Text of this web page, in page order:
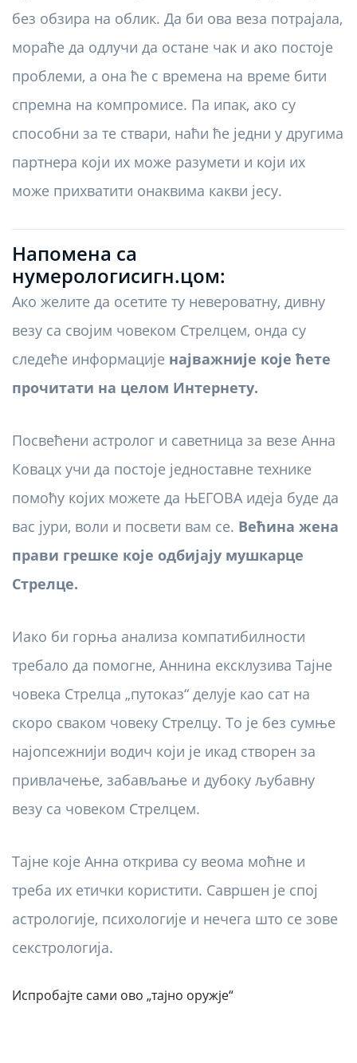
без обзира на облик. Да би ова веза потрајала,
мораће да одлучи да остане чак и ако постоје
проблеми, а она ће с времена на време бити
спремна на компромисе. Па ипак, ако су
способни за те ствари, наћи ће једни у другима
партнера који их може разумети и који их
може прихватити онаквима какви јесу.
Напомена са
нумерологисигн.цом:
Ако желите да осетите ту невероватну, дивну
везу са својим човеком Стрелцем, онда су
следеће информације најважније које ћете
прочитати на целом Интернету.
Посвећени астролог и саветница за везе Анна
Ковацх учи да постоје једноставне технике
помоћу којих можете да ЊЕГОВА идеја буде да
вас јури, воли и посвети вам се. Већина жена
прави грешке које одбијају мушкарце
Стрелце.
Иако би горња анализа компатибилности
требало да помогне, Аннина ексклузива Тајне
човека Стрелца „путоказ“ делује као сат на
скоро сваком човеку Стрелцу. То је без сумње
најопсежнији водич који је икад створен за
привлачење, забављање и дубоку љубавну
везу са човеком Стрелцем.
Тајне које Анна открива су веома моћне и
треба их етички користити. Савршен је спој
астрологије, психологије и нечега што се зове
секстрологија.
Испробајте сами ово „тајно оружје“